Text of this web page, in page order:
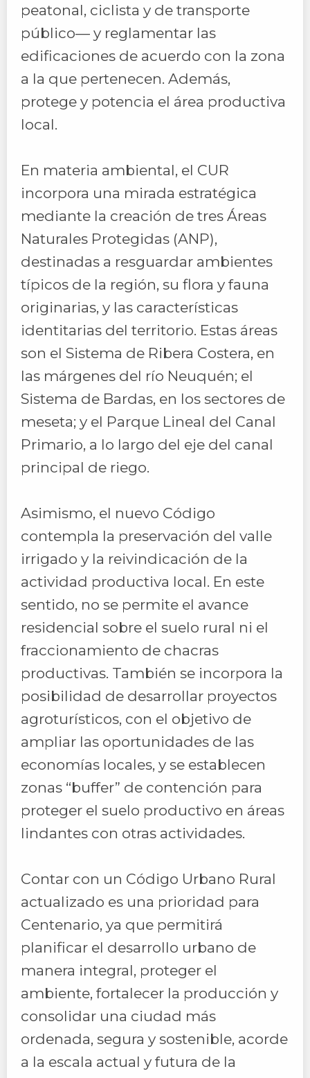
peatonal, ciclista y de transporte
público— y reglamentar las
edificaciones de acuerdo con la zona
a la que pertenecen. Además,
protege y potencia el área productiva
local.
En materia ambiental, el CUR
incorpora una mirada estratégica
mediante la creación de tres Áreas
Naturales Protegidas (ANP),
destinadas a resguardar ambientes
típicos de la región, su flora y fauna
originarias, y las características
identitarias del territorio. Estas áreas
son el Sistema de Ribera Costera, en
las márgenes del río Neuquén; el
Sistema de Bardas, en los sectores de
meseta; y el Parque Lineal del Canal
Primario, a lo largo del eje del canal
principal de riego.
Asimismo, el nuevo Código
contempla la preservación del valle
irrigado y la reivindicación de la
actividad productiva local. En este
sentido, no se permite el avance
residencial sobre el suelo rural ni el
fraccionamiento de chacras
productivas. También se incorpora la
posibilidad de desarrollar proyectos
agroturísticos, con el objetivo de
ampliar las oportunidades de las
economías locales, y se establecen
zonas “buffer” de contención para
proteger el suelo productivo en áreas
lindantes con otras actividades.
Contar con un Código Urbano Rural
actualizado es una prioridad para
Centenario, ya que permitirá
planificar el desarrollo urbano de
manera integral, proteger el
ambiente, fortalecer la producción y
consolidar una ciudad más
ordenada, segura y sostenible, acorde
a la escala actual y futura de la